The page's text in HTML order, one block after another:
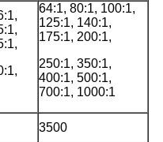
64:1, 80:1, 100:1,
125:1, 140:1,
175:1, 200:1,
250:1, 350:1,
400:1, 500:1,
700:1, 1000:1
3500